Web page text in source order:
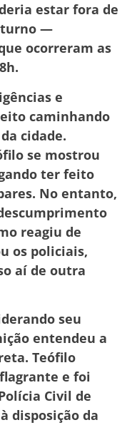
estar fora de
—
ocorreram as
e
caminhando
cidade.
se mostrou
ter feito
No entanto,
reagiu de
os policiais,
aí de outra
seu
entendeu a
Teófilo
e foi
Civil de
disposição da